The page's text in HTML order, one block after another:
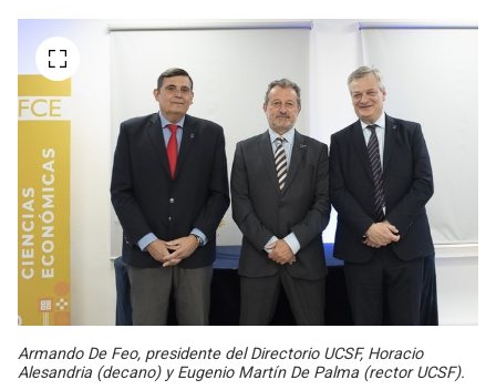
Armando De Feo, presidente del Directorio UCSF, Horacio
Alesandria (decano) y Eugenio Martín De Palma (rector UCSF).